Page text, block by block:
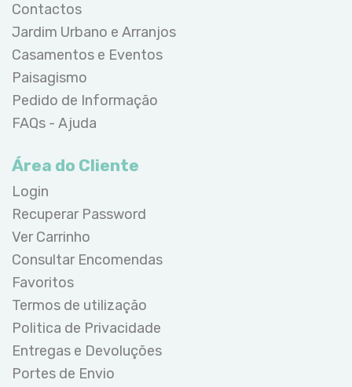
Contactos
Jardim Urbano e Arranjos
Casamentos e Eventos
Paisagismo
Pedido de Informação
FAQs - Ajuda
Área do Cliente
Login
Recuperar Password
Ver Carrinho
Consultar Encomendas
Favoritos
Termos de utilização
Politica de Privacidade
Entregas e Devoluções
Portes de Envio